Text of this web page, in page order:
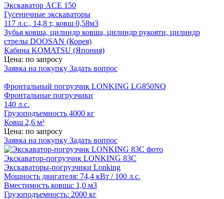
Экскаватор ACE 150
Гусеничные экскаваторы
117 л.с., 14,8 т, ковш 0,58м3
Зубья ковша, цилиндр ковша, цилиндр рукояти, цилиндр
стрелы DOOSAN (Корея)
Кабина KOMATSU (Япония)
Цена: по запросу
Заявка на покупку Задать вопрос
Фронтальный погрузчик LONKING LG850NQ
Фронтальные погрузчики
140 л.с.
Грузоподъемность 4000 кг
Ковш 2,6 м³
Цена: по запросу
Заявка на покупку Задать вопрос
Экскаватор-погрузчик LONKING 83C
Экскаваторы-погрузчики Lonking
Мощность двигателя: 74,4 кВт / 100 л.с.
Вместимость ковша: 1,0 м3
Грузоподъемность: 2000 кг